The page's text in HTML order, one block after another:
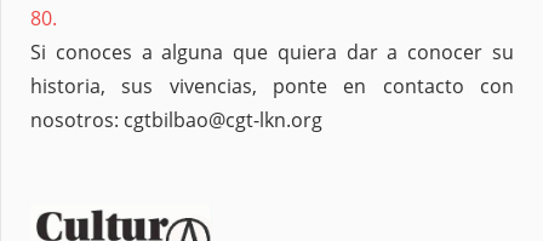
80.
Si conoces a alguna que quiera dar a conocer su
historia, sus vivencias, ponte en contacto con
nosotros: cgtbilbao@cgt-lkn.org